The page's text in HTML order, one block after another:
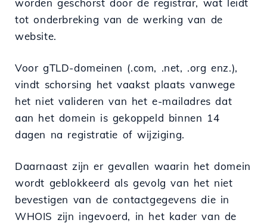
worden geschorst door de registrar, wat leidt
tot onderbreking van de werking van de
website.
Voor gTLD-domeinen (.com, .net, .org enz.),
vindt schorsing het vaakst plaats vanwege
het niet valideren van het e-mailadres dat
aan het domein is gekoppeld binnen 14
dagen na registratie of wijziging.
Daarnaast zijn er gevallen waarin het domein
wordt geblokkeerd als gevolg van het niet
bevestigen van de contactgegevens die in
WHOIS zijn ingevoerd, in het kader van de